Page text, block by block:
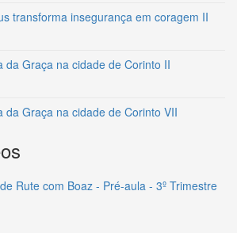
transforma insegurança em coragem II
da Graça na cidade de Corinto II
da Graça na cidade de Corinto VII
Rute com Boaz - Pré-aula - 3º Trimestre